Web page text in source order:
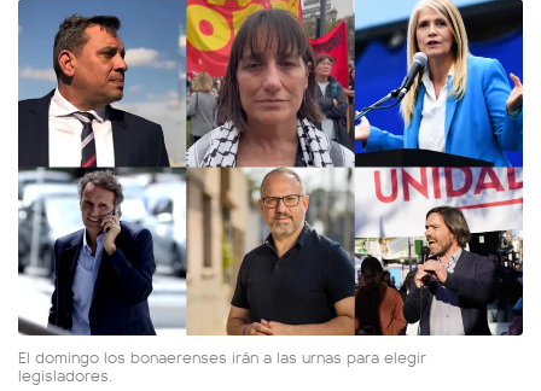
El domingo los bonaerenses irán a las urnas para elegir
legisladores.